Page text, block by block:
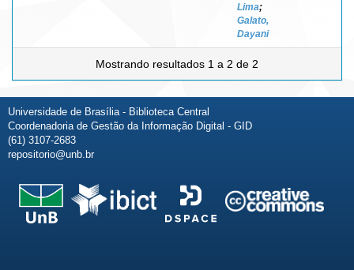
Lima;
Galato,
Dayani
Mostrando resultados 1 a 2 de 2
Universidade de Brasília - Biblioteca Central
Coordenadoria de Gestão da Informação Digital - GID
(61) 3107-2683
repositorio@unb.br